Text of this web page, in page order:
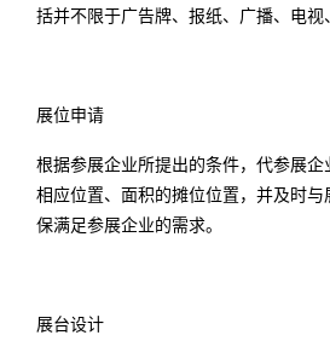
括并不限于广告牌、报纸、广播、电视
展位申请
根据参展企业所提出的条件，代参展
相应位置、面积的摊位位置，并及时与
保满足参展企业的需求。
展台设计